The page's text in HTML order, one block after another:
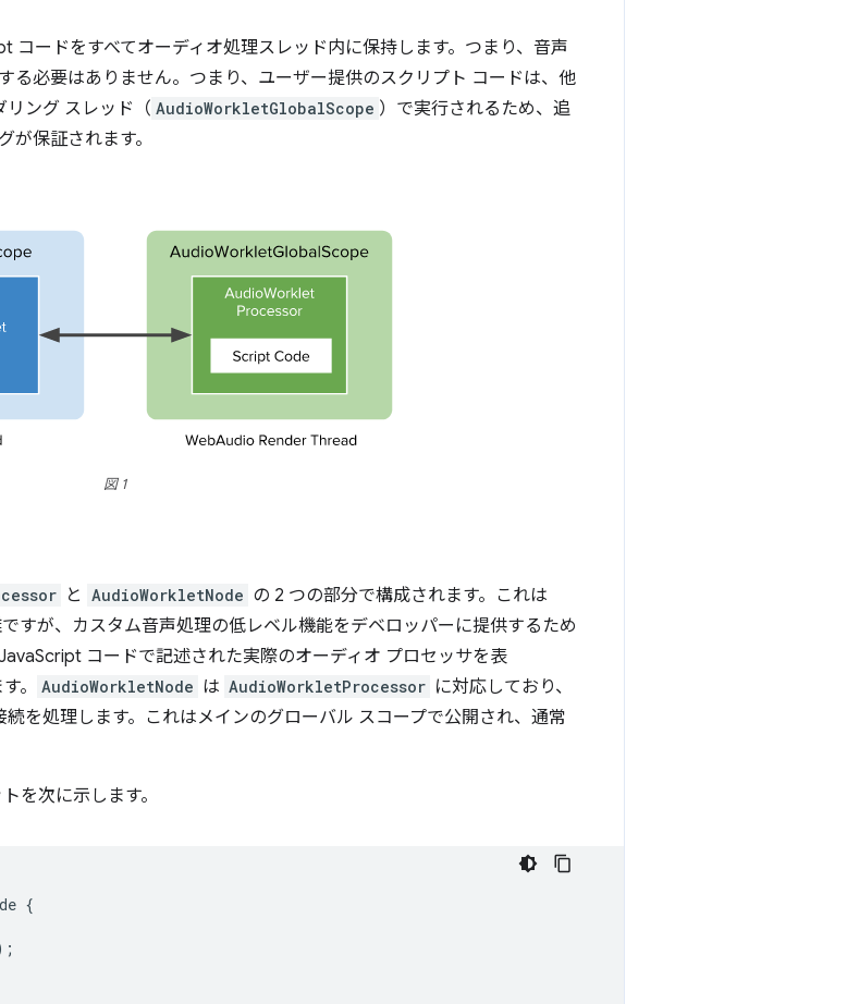
ードをすべてオーディオ処理スレッド内に保持します。つまり、音声
る必要はありません。つまり、ユーザー提供のスクリプト コードは、他
リング スレッド（ AudioWorkletGlobalScope ）で実行されるため、追
保証されます。
図 1
と AudioWorkletNode の 2 つの部分で構成されます。これは
すが、カスタム音声処理の低レベル機能をデベロッパーに提供するため
コードで記述された実際のオーディオ プロセッサを表
。 AudioWorkletNode は AudioWorkletProcessor に対応しており、
続を処理します。これはメインのグローバル スコープで公開され、通常
を次に示します。
{